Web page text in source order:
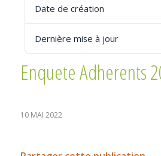
Date de création
Dernière mise à jour
Enquete Adherents
10 MAI 2022